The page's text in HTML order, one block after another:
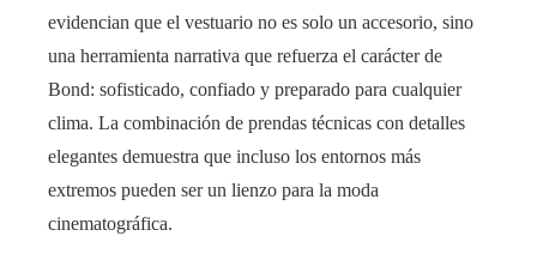
evidencian que el vestuario no es solo un accesorio, sino
una herramienta narrativa que refuerza el carácter de
Bond: sofisticado, confiado y preparado para cualquier
clima. La combinación de prendas técnicas con detalles
elegantes demuestra que incluso los entornos más
extremos pueden ser un lienzo para la moda
cinematográfica.